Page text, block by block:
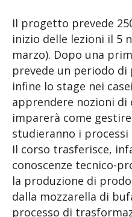
Il progetto prevede
inizio delle lezioni il 5
marzo). Dopo una
prevede un periodo
infine lo stage nei
apprendere nozioni di
imparerà come
studieranno i
Il corso trasferisce,
conoscenze tecnico-
la produzione di
dalla mozzarella di
processo di